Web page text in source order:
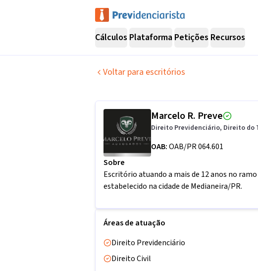
Cálculos Plataforma Petições Recursos
Voltar para escritórios
Marcelo R. Preve
Direito Previdenciário, Direito do
OAB:OAB/PR 064.601
Sobre
Escritório atuando a mais de 12 anos no
estabelecido na cidade de Medianeira/PR.
Áreas de atuação
Direito Previdenciário
Direito Civil